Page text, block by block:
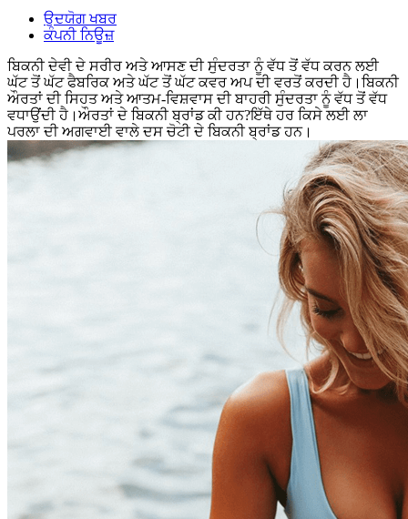
ਉਦਯੋਗ ਖਬਰ
ਕੰਪਨੀ ਨਿਊਜ਼
ਬਿਕਨੀ ਦੇਵੀ ਦੇ ਸਰੀਰ ਅਤੇ ਆਸਣ ਦੀ ਸੁੰਦਰਤਾ ਨੂੰ ਵੱਧ ਤੋਂ ਵੱਧ ਕਰਨ ਲਈ
ਘੱਟ ਤੋਂ ਘੱਟ ਫੈਬਰਿਕ ਅਤੇ ਘੱਟ ਤੋਂ ਘੱਟ ਕਵਰ ਅਪ ਦੀ ਵਰਤੋਂ ਕਰਦੀ ਹੈ।ਬਿਕਨੀ
ਔਰਤਾਂ ਦੀ ਸਿਹਤ ਅਤੇ ਆਤਮ-ਵਿਸ਼ਵਾਸ ਦੀ ਬਾਹਰੀ ਸੁੰਦਰਤਾ ਨੂੰ ਵੱਧ ਤੋਂ ਵੱਧ
ਵਧਾਉਂਦੀ ਹੈ।ਔਰਤਾਂ ਦੇ ਬਿਕਨੀ ਬ੍ਰਾਂਡ ਕੀ ਹਨ?ਇੱਥੇ ਹਰ ਕਿਸੇ ਲਈ ਲਾ
ਪਰਲਾ ਦੀ ਅਗਵਾਈ ਵਾਲੇ ਦਸ ਚੋਟੀ ਦੇ ਬਿਕਨੀ ਬ੍ਰਾਂਡ ਹਨ।